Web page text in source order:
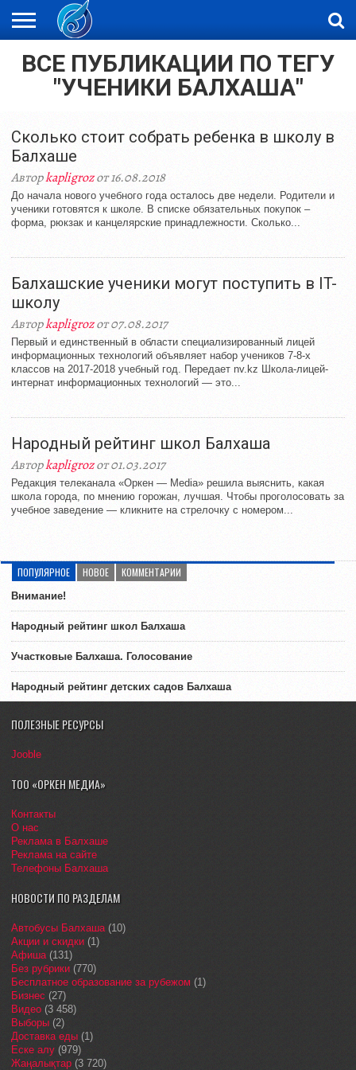
ЖАҢАЛЫҚТАР
НОВОСТИ
ВИДЕО
ФОТОРЕПОРТАЖИ
ОРКЕН
LIVETV
ВСЕ ПУБЛИКАЦИИ ПО ТЕГУ
"УЧЕНИКИ БАЛХАША"
Сколько стоит собрать ребенка в школу в
Балхаше
Авторkapligrozот 16.08.2018
До начала нового учебного года осталось две недели. Родители и
ученики готовятся к школе. В списке обязательных покупок –
форма, рюкзак и канцелярские принадлежности. Сколько...
Балхашские ученики могут поступить в IT-
школу
Авторkapligrozот 07.08.2017
Первый и единственный в области специализированный лицей
информационных технологий объявляет набор учеников 7-8-х
классов на 2017-2018 учебный год. Передает nv.kz Школа-лицей-
интернат информационных технологий — это...
Народный рейтинг школ Балхаша
Авторkapligrozот 01.03.2017
Редакция телеканала «Оркен — Media» решила выяснить, какая
школа города, по мнению горожан, лучшая. Чтобы проголосовать за
учебное заведение — кликните на стрелочку с номером...
ПОПУЛЯРНОЕ НОВОЕ КОММЕНТАРИИ
Внимание!
Народный рейтинг школ Балхаша
Участковые Балхаша. Голосование
Народный рейтинг детских садов Балхаша
ПОЛЕЗНЫЕ РЕСУРСЫ
Jooble
ТОО «ОРКЕН МЕДИА»
Контакты
О нас
Реклама в Балхаше
Реклама на сайте
Телефоны Балхаша
НОВОСТИ ПО РАЗДЕЛАМ
Автобусы Балхаша(10)
Акции и скидки (1)
Афиша(131)
Без рубрики (770)
Бесплатное образование за рубежом (1)
Бизнес (27)
Видео (3 458)
Выборы (2)
Доставка еды (1)
Еске алу (979)
Жаңалықтар (3 720)